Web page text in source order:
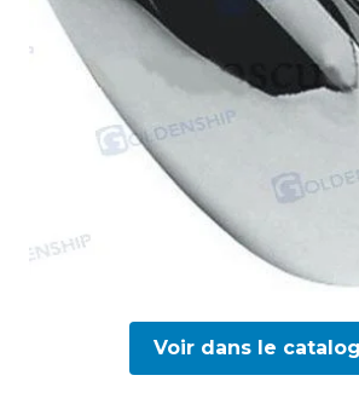
Voir dans le